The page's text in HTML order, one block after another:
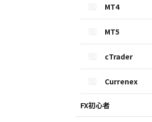
MT4
MT5
cTrader
Currenex
FX初心者